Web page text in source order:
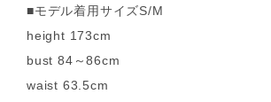
■モデル着用サイズS/M
height 173cm
bust 84～86cm
waist 63.5cm